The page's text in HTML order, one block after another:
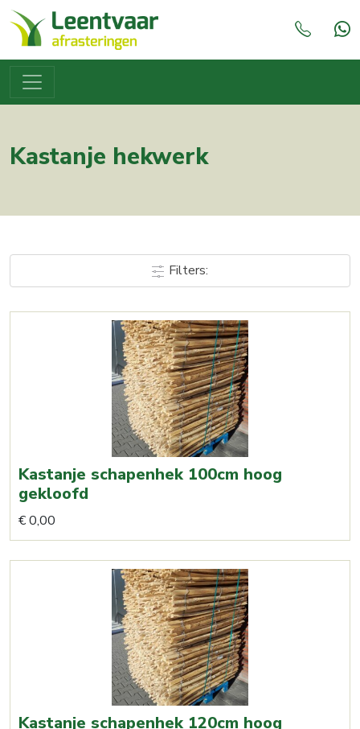
Kastanje hekwerk
Filters:
Kastanje schapenhek 100cm hoog
gekloofd
€0,00
product
heeft
worden
Kastanje schapenhek 120cm hoog